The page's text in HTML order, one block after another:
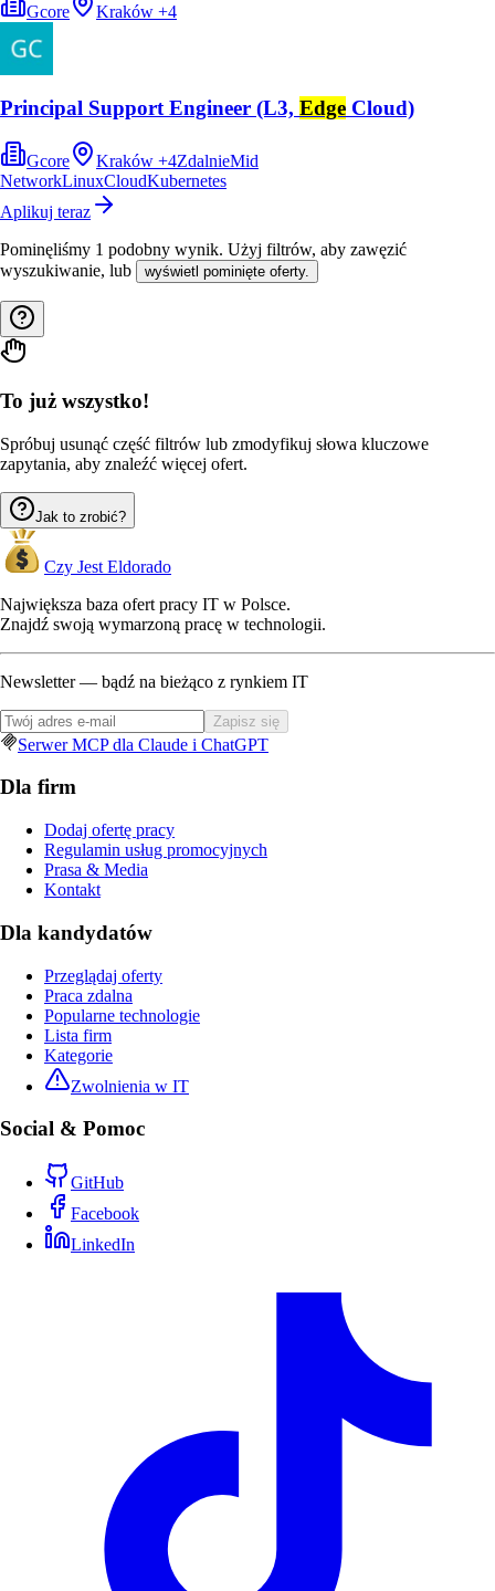
Gcore Kraków +4
Principal Support Engineer (L3, Edge Cloud)
Gcore Kraków +4ZdalnieMid
NetworkLinuxCloudKubernetes
Aplikuj teraz
Pominęliśmy 1 podobny wynik. Użyj filtrów, aby zawęzić
wyszukiwanie, lub
wyświetl pominięte oferty.
To już wszystko!
Spróbuj usunąć część filtrów lub zmodyfikuj słowa kluczowe
zapytania, aby znaleźć więcej ofert.
Jak to zrobić?
Czy Jest Eldorado
Największa baza ofert pracy IT w Polsce.
Znajdź swoją wymarzoną pracę w technologii.
Newsletter — bądź na bieżąco z rynkiem IT
Zapisz się
Serwer MCP dla Claude i ChatGPT
Dla firm
Dodaj ofertę pracy
Regulamin usług promocyjnych
Prasa & Media
Kontakt
Dla kandydatów
Przeglądaj oferty
Praca zdalna
Popularne technologie
Lista firm
Kategorie
Zwolnienia w IT
Social & Pomoc
GitHub
Facebook
LinkedIn